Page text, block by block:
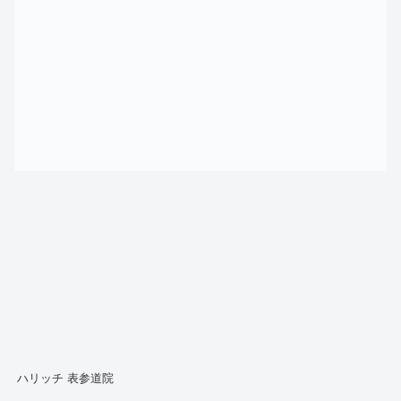
ハリッチ 表参道院